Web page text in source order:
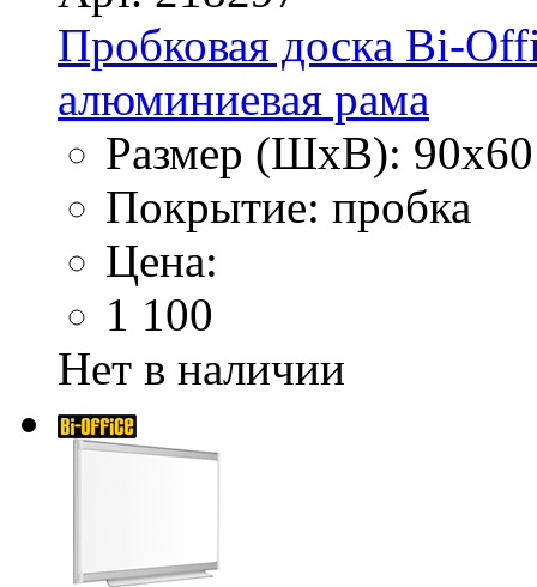
Пробковая доска Bi-
алюминиевая рама
Размер (ШхВ):
Покрытие: пробка
Цена:
1 100
Нет в наличии